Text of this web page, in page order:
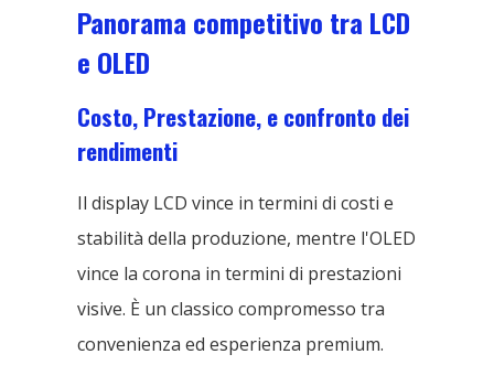
Panorama competitivo tra LCD
e OLED
Costo, Prestazione, e confronto dei
rendimenti
Il display LCD vince in termini di costi e
stabilità della produzione, mentre l'OLED
vince la corona in termini di prestazioni
visive. È un classico compromesso tra
convenienza ed esperienza premium.